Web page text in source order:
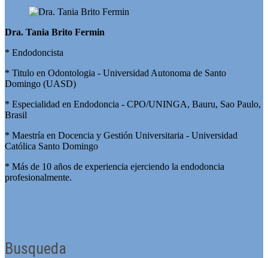
Dra. Tania Brito Fermin
* Endodoncista
* Titulo en Odontologia - Universidad Autonoma de Santo
Domingo (UASD)
* Especialidad en Endodoncia - CPO/UNINGA, Bauru, Sao Paulo,
Brasil
* Maestría en Docencia y Gestión Universitaria - Universidad
Católica Santo Domingo
* Más de 10 años de experiencia ejerciendo la endodoncia
profesionalmente.
Busqueda